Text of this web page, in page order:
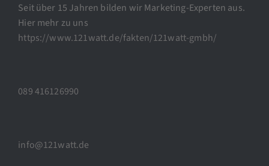
Seit über 15 Jahren bilden wir Marketing-Experten aus.
Hier mehr zu uns
https://www.121watt.de/fakten/121watt-gmbh/
089 416126990
info@121watt.de